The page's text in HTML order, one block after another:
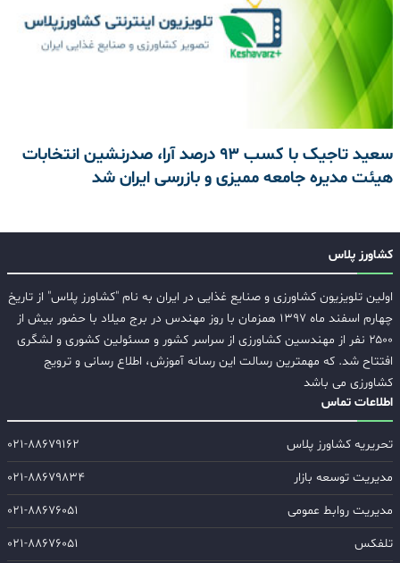
سعید تاجیک با کسب ۹۳ درصد آرا، صدرنشین انتخابات
هیئت مدیره جامعه ممیزی و بازرسی ایران شد
کشاورز پلاس
اولین تلویزیون کشاورزی و صنایع غذایی در ایران به نام "کشاورز پلاس" از تاریخ
چهارم اسفند ماه ۱۳۹۷ همزمان با روز مهندس در برج میلاد با حضور بیش از
۲۵۰۰ نفر از مهندسین کشاورزی از سراسر کشور و مسئولین کشوری و لشگری
افتتاح شد. که مهمترین رسالت این رسانه آموزش، اطلاع رسانی و ترویج
کشاورزی می باشد
اطلاعات تماس
تحریریه کشاورز پلاس
۰۲۱-۸۸۶۷۹۱۶۲
مدیریت توسعه بازار
۰۲۱-۸۸۶۷۹۸۳۴
مدیریت روابط عمومی
۰۲۱-۸۸۶۷۶۰۵۱
تلفکس
۰۲۱-۸۸۶۷۶۰۵۱